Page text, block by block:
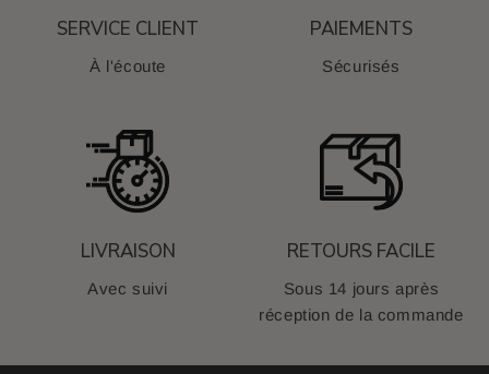
SERVICE CLIENT
À l'écoute
PAIEMENTS
Sécurisés
LIVRAISON
Avec suivi
RETOURS FACILE
Sous 14 jours après
réception de la commande